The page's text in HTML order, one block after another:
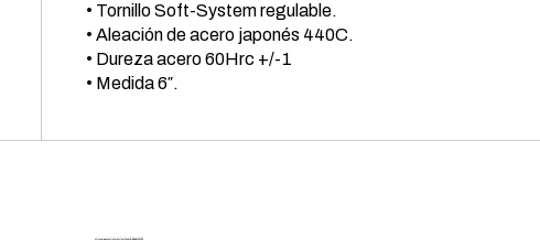
• Tornillo Soft-System regulable.
• Aleación de acero japonés 440C.
• Dureza acero 60Hrc +/-1
• Medida 6″.